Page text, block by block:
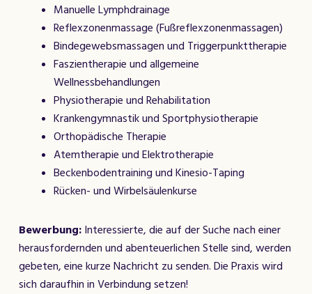
Manuelle Lymphdrainage
Reflexzonenmassage (Fußreflexzonenmassagen)
Bindegewebsmassagen und Triggerpunkttherapie
Faszientherapie und allgemeine
Wellnessbehandlungen
Physiotherapie und Rehabilitation
Krankengymnastik und Sportphysiotherapie
Orthopädische Therapie
Atemtherapie und Elektrotherapie
Beckenbodentraining und Kinesio-Taping
Rücken- und Wirbelsäulenkurse
Bewerbung: Interessierte, die auf der Suche nach einer
herausfordernden und abenteuerlichen Stelle sind, werden
gebeten, eine kurze Nachricht zu senden. Die Praxis wird
sich daraufhin in Verbindung setzen!